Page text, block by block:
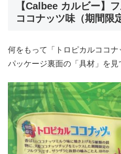
【Calbee カルビー】
ココナッツ味（期間限
何をもって「トロピカルココナ
パッケージ裏面の「具材」を見